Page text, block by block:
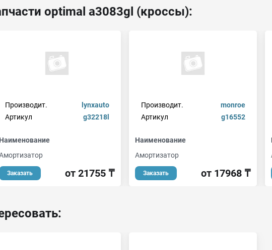
optimal a3083gl (кроссы):
Производит.
lynxauto
Артикул
g32218l
Наименование
Заказать от 21755 ₸
Производит.
monroe
Артикул
g16552
Наименование
Амортизатор
Заказать от 17968 ₸